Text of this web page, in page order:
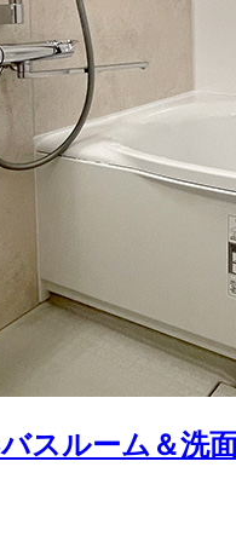
スルーム＆洗